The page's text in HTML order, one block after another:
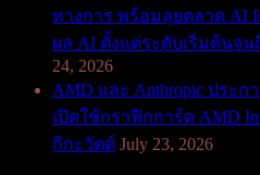
ทางการ พร้อมลุยตลาด AI
ผล AI ตั้งแต่ระดับเริ่มต้นจ
24, 2026
AMD และ Anthropic ประ
เปิดใช้กราฟิกการ์ด AMD
กิกะวัตต์ July 23, 2026